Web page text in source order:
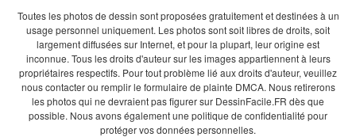
Toutes les photos de dessin sont proposées gratuitement et destinées à un
usage personnel uniquement. Les photos sont soit libres de droits, soit
largement diffusées sur Internet, et pour la plupart, leur origine est
inconnue. Tous les droits d'auteur sur les images appartiennent à leurs
propriétaires respectifs. Pour tout problème lié aux droits d'auteur, veuillez
nous contacter ou remplir le formulaire de plainte DMCA. Nous retirerons
les photos qui ne devraient pas figurer sur DessinFacile.FR dès que
possible. Nous avons également une politique de confidentialité pour
protéger vos données personnelles.